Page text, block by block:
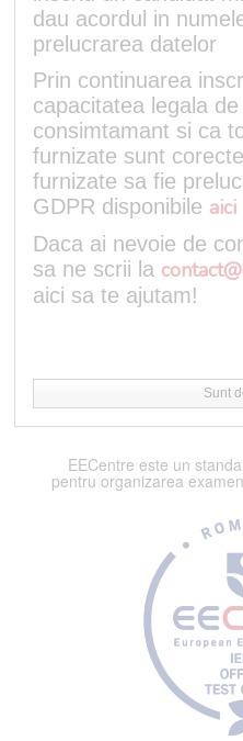
dau acordul in
prelucrarea datelor
Prin continuarea
capacitatea legala
consimtamant si ca
furnizate sunt
furnizate sa fie
GDPR disponibile aici
Daca ai nevoie de
sa ne scrii la
aici sa te ajutam!
Sunt
EECentre este un
pentru organizarea